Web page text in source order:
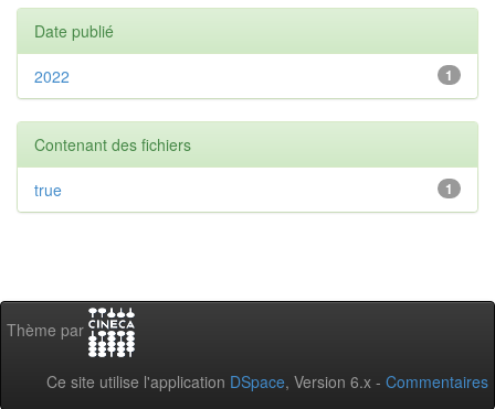
Date publié
1
2022
Contenant des fichiers
1
true
Thème par
Ce site utilise l'application DSpace, Version 6.x - Commentaires